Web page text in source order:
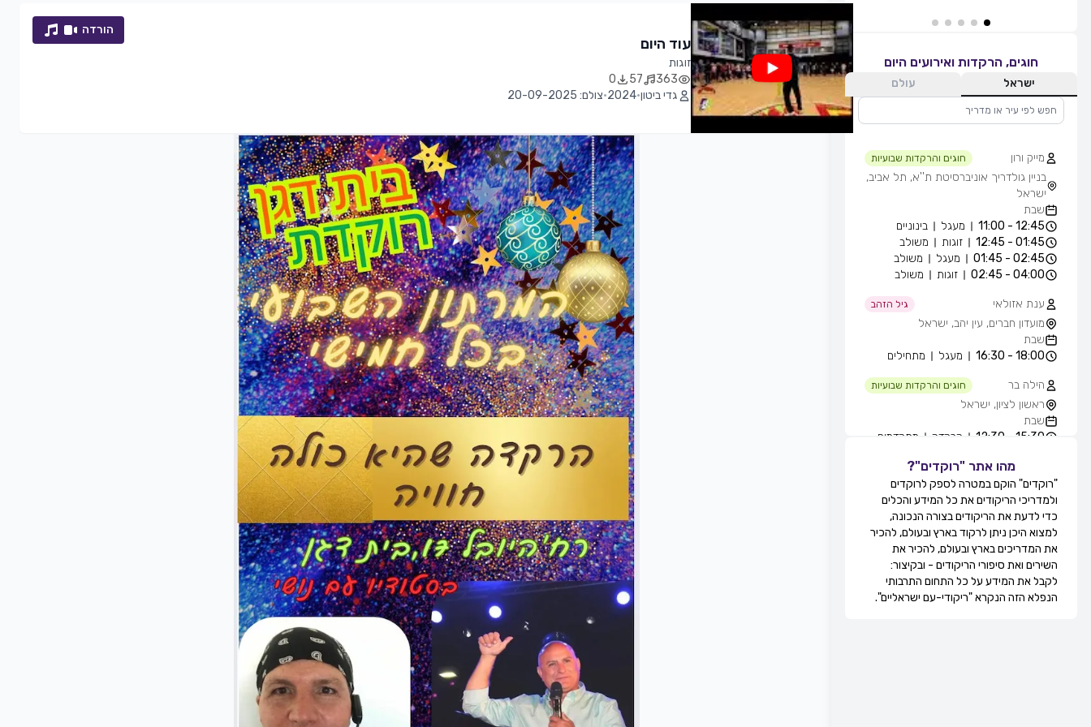
חוגים, הרקדות ואירועים היום
ישראל עולם
מייק ורון חוגים והרקדות שבועיות
בניין גולדריך אוניברסיטת ת''א, תל אביב,
ישראל
שבת
12:45 - 11:00
מעגל
בינוניים
01:45 - 12:45
זוגות
משולב
02:45 - 01:45
מעגל
משולב
04:00 - 02:45
זוגות משולב
ענת אזולאי גיל הזהב
מועדון חברים, עין יהב, ישראל
שבת
18:00 - 16:30
מעגל מתחילים
הילה בר חוגים והרקדות שבועיות
ראשון לציון, ישראל
שבת
15:30 - 12:30
הרקדה מתקדמים
גילה סולומון לוי חוגים והרקדות שבועיות
טיילת בת ים - חוף הסלע, בחורף
מ-11:00, בת ים, ישראל
שבת
12:30 - 11:00
מעגל
מתקדמים
13:30 - 12:30
זוגות מתקדמים
מירי אקוני חוגים והרקדות שבועיות
קאנטרי דקל, זוגות בלבד, תל אביב,
מהו אתר "רוקדים"?
"רוקדים" הוקם במטרה לספק לרוקדים
ולמדריכי הריקודים את כל המידע והכלים
כדי לדעת את הריקודים בצורה הנכונה,
למצוא היכן ניתן לרקוד בארץ ובעולם, להכיר
את המדריכים בארץ ובעולם, להכיר את
השירים ואת סיפורי הריקודים - ובקיצור:
לקבל את המידע על כל התחום התרבותי
הנפלא הזה הנקרא "ריקודי-עם ישראליים".
עוד היום
זוגות
363
57
0
גדי ביטון•
2024
•צולם: 20-09-2025
הורדה